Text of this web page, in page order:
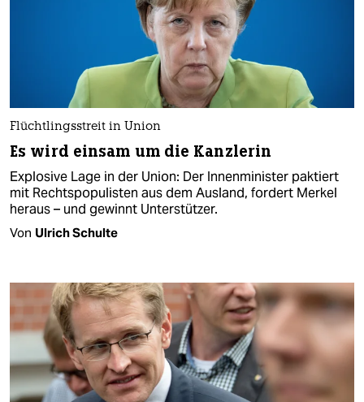
Flüchtlingsstreit in Union
Es wird einsam um die Kanzlerin
Explosive Lage in der Union: Der Innenminister paktiert
mit Rechtspopulisten aus dem Ausland, fordert Merkel
heraus – und gewinnt Unterstützer.
Von Ulrich Schulte